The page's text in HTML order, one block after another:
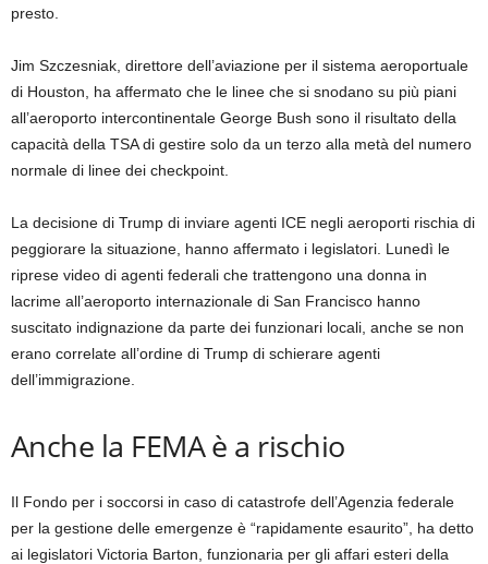
presto.
Jim Szczesniak, direttore dell’aviazione per il sistema aeroportuale
di Houston, ha affermato che le linee che si snodano su più piani
all’aeroporto intercontinentale George Bush sono il risultato della
capacità della TSA di gestire solo da un terzo alla metà del numero
normale di linee dei checkpoint.
La decisione di Trump di inviare agenti ICE negli aeroporti rischia di
peggiorare la situazione, hanno affermato i legislatori. Lunedì le
riprese video di agenti federali che trattengono una donna in
lacrime all’aeroporto internazionale di San Francisco hanno
suscitato indignazione da parte dei funzionari locali, anche se non
erano correlate all’ordine di Trump di schierare agenti
dell’immigrazione.
Anche la FEMA è a rischio
Il Fondo per i soccorsi in caso di catastrofe dell’Agenzia federale
per la gestione delle emergenze è “rapidamente esaurito”, ha detto
ai legislatori Victoria Barton, funzionaria per gli affari esteri della